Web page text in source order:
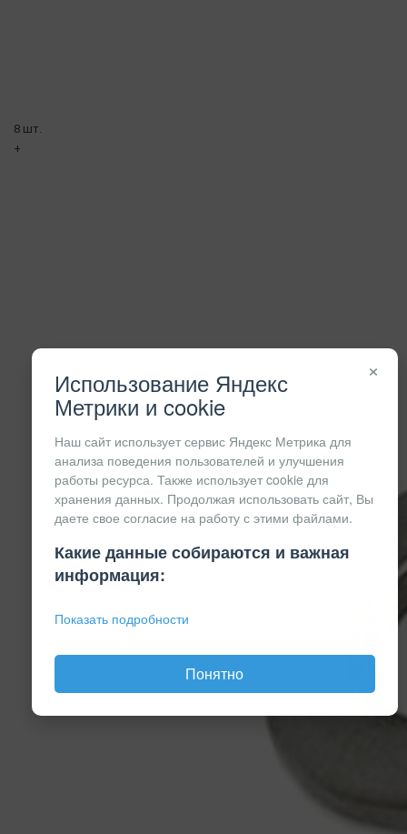
8 шт.
+
×
Использование Яндекс
Метрики и cookie
Наш сайт использует сервис Яндекс Метрика для
анализа поведения пользователей и улучшения
работы ресурса. Также использует cookie для
хранения данных. Продолжая использовать сайт, Вы
даете свое согласие на работу с этими файлами.
Какие данные собираются и важная
информация:
Показать подробности
Понятно